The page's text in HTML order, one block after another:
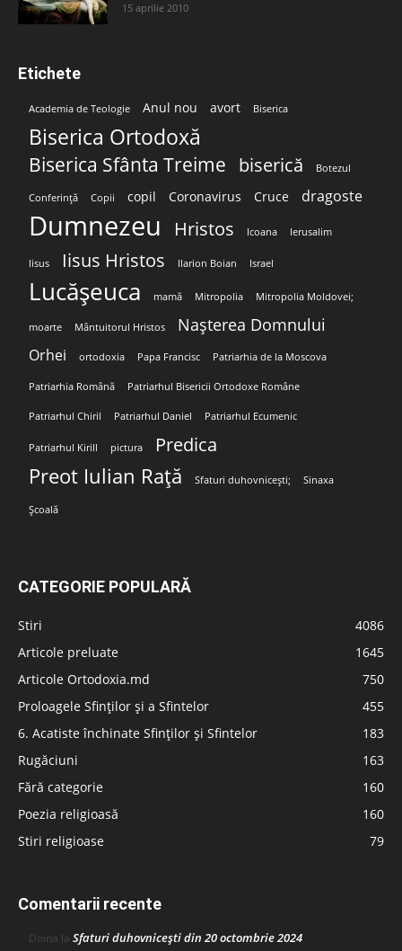
15 aprilie 2010
Etichete
Academia de Teologie Anul nou avort Biserica
Biserica Ortodoxă
Biserica Sfânta Treime biserică Botezul
Conferință Copii copil Coronavirus Cruce dragoste
Dumnezeu Hristos Icoana Ierusalim
Iisus Iisus Hristos Ilarion Boian Israel
Lucășeuca mamă Mitropolia Mitropolia Moldovei;
moarte Mântuitorul Hristos Nașterea Domnului
Orhei ortodoxia Papa Francisc Patriarhia de la Moscova
Patriarhia Română Patriarhul Bisericii Ortodoxe Române
Patriarhul Chiril Patriarhul Daniel Patriarhul Ecumenic
Patriarhul Kirill pictura Predica
Preot Iulian Rață Sfaturi duhovnicești; Sinaxa
Școală
CATEGORIE POPULARĂ
Stiri
4086
Articole preluate
1645
Articole Ortodoxia.md
750
Proloagele Sfinților și a Sfintelor
455
6. Acatiste închinate Sfinților și Sfintelor
183
Rugăciuni
163
Fără categorie
160
Poezia religioasă
160
Stiri religioase
79
Comentarii recente
Doina la Sfaturi duhovnicești din 20 octombrie 2024